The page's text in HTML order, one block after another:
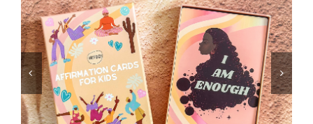
Corsi
News
Marche